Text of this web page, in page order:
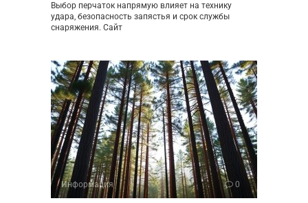
Выбор перчаток напрямую влияет на технику
удара, безопасность запястья и срок службы
снаряжения. Сайт
Информация 0